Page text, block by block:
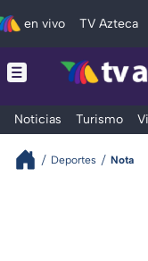
en vivo TV Azteca
Noticias Turismo
Deportes Nota